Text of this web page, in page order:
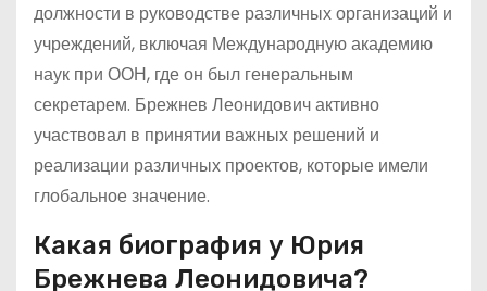
должности в руководстве различных организаций и
учреждений, включая Международную академию
наук при ООН, где он был генеральным
секретарем. Брежнев Леонидович активно
участвовал в принятии важных решений и
реализации различных проектов, которые имели
глобальное значение.
Какая биография у Юрия
Брежнева Леонидовича?